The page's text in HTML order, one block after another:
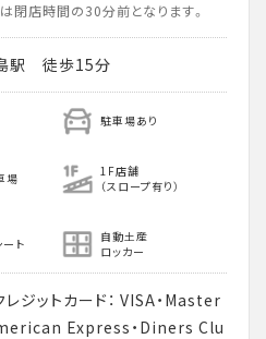
閉店時間の30分前となります。
駅 徒歩15分
駐車場あり
場
1F店舗
（スロープ有り）
ト
自動土産
ロッカー
ジットカード： VISA・Master
Express・Diners Clu